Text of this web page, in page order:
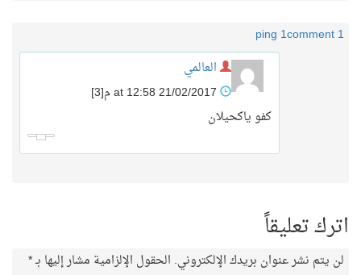
1 comment
1 ping
العالمي
[3]
كفو ياكحيلان
اترك تعليقاً
لن يتم نشر عنوان بريدك الإلكتروني. الحقول الإلزامية مشار إليها بـ*